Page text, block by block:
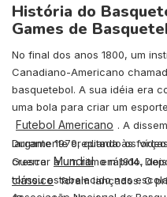
História do
Games de
No final dos anos 1800, um
Canadiano-Americano
basquetebol. A sua idéia era
uma bola para criar um
Futebol Americano . A
largamente creditada às
Guerra Mundial em 1914.
tornou estabelecido nas
Durante 1979, quando os
crescer a um ritmo rápido,
clássico foram lançados. O